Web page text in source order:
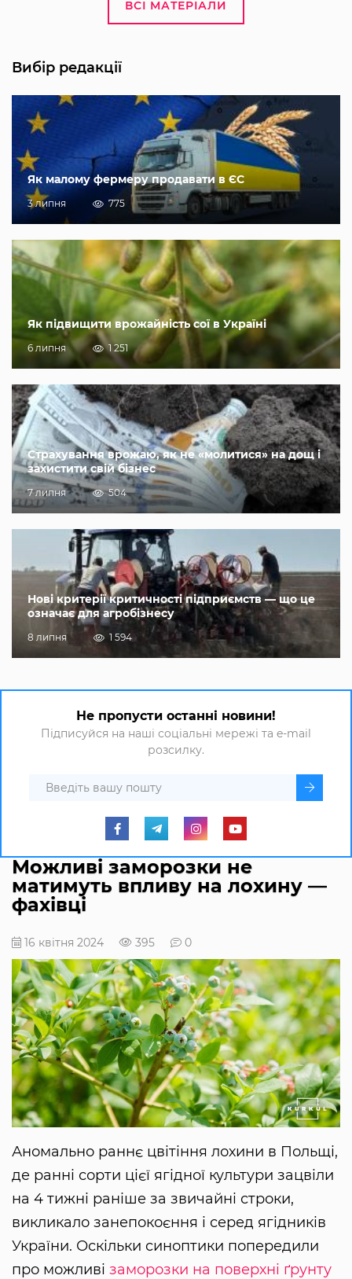
ВСІ МАТЕРІАЛИ
Вибір редакції
Як малому фермеру продавати в ЄС
3 липня 775
Як підвищити врожайність сої в Україні
6 липня 1 251
Страхування врожаю, як не «молитися» на дощ і
захистити свій бізнес
7 липня 504
Нові критерії критичності підприємств — що це
означає для агробізнесу
8 липня 1 594
Не пропусти останні новини!
Підписуйся на наші соціальні мережі та e-mail
розсилку.
Можливі заморозки не
матимуть впливу на лохину —
фахівці
16 квітня 2024 395 0
Аномально раннє цвітіння лохини в Польщі,
де ранні сорти цієї ягідної культури зацвіли
на 4 тижні раніше за звичайні строки,
викликало занепокоєння і серед ягідників
України. Оскільки синоптики попередили
про можливі заморозки на поверхні ґрунту